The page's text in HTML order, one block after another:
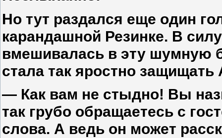
Но тут раздался еще один
карандашной Резинке. В
вмешивалась в эту шумную
стала так яростно
— Как вам не стыдно! Вы
так грубо обращаетесь с
слова. А ведь он может